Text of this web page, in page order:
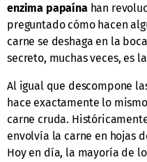
enzima papaínahan
preguntado cómo hacen
carne se deshaga en la
secreto, muchas veces, es
Al igual que descompone
hace exactamente lo
carne cruda.
envolvía la carne en hojas
Hoy en día, la mayoría de